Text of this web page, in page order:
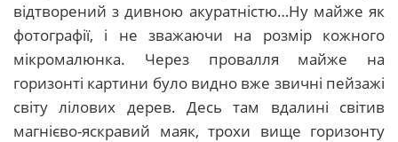
відтворений з дивною акуратністю…Ну майже як
фотографії, і не зважаючи на розмір кожного
мікромалюнка. Через провалля майже на
горизонті картини було видно вже звичні пейзажі
світу лілових дерев. Десь там вдалині світив
магнієво-яскравий маяк, трохи вище горизонту